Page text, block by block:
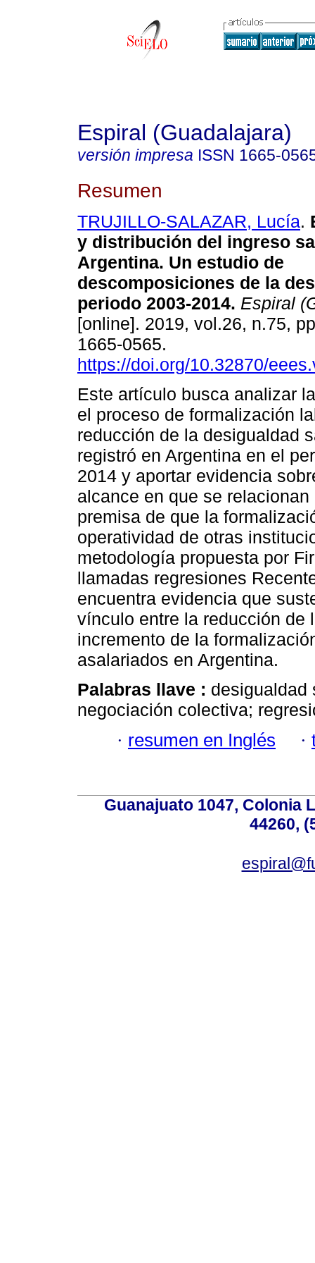
Espiral (Guadalajara)
versión impresa ISSN 1665-
Resumen
TRUJILLO-SALAZAR, Lucía.
y distribución del ingreso
Argentina. Un estudio de
descomposiciones de la
periodo 2003-2014. Espiral
[online]. 2019, vol.26, n.75,
1665-0565.
https://doi.org/10.32870/
Este artículo busca analizar
el proceso de formalización
reducción de la desigualdad
registró en Argentina en el
2014 y aportar evidencia
alcance en que se
premisa de que la
operatividad de otras
metodología propuesta por
llamadas regresiones
encuentra evidencia que
vínculo entre la reducción de
incremento de la
asalariados en Argentina.
Palabras llave : desigualdad
negociación colectiva;
· resumen en Inglés ·
Guanajuato 1047, Colonia
44260,